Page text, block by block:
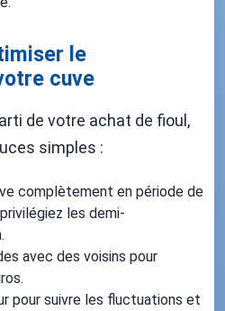
le
cuve
de votre achat de fioul,
simples :
complètement en période de
les demi-
avec des voisins pour
pour suivre les fluctuations et